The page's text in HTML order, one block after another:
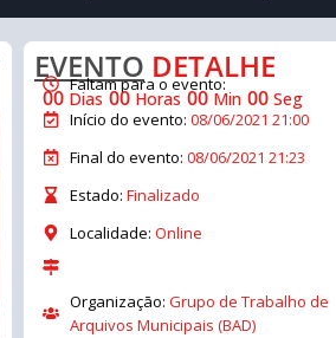
EVENTO DETALHE
Faltam para o evento:
00 Dias 00 Horas 00 Min 00 Seg
Início do evento: 08/06/2021 21:00
Final do evento: 08/06/2021 21:23
Estado: Finalizado
Localidade: Online
Organizaçāo: Grupo de Trabalho de
Arquivos Municipais (BAD)